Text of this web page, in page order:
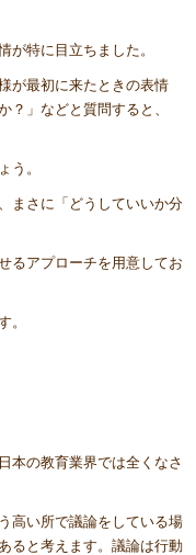
特に目立ちました。
が最初に来たときの表情
」などと質問すると、
う。
まさに「どうしていいか分
るアプローチを用意してお
。
本の教育業界では全くなさ
高い所で議論をしている場
ると考えます。議論は行動